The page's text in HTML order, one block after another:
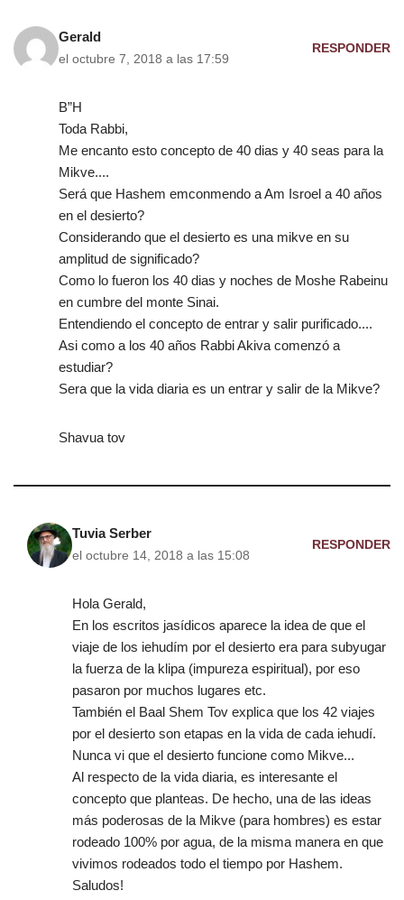
o
Gerald
el octubre 7, 2018 a las 17:59
RESPONDER
B”H
Toda Rabbi,
Me encanto esto concepto de 40 dias y 40 seas para la
Mikve....
Será que Hashem emconmendo a Am Isroel a 40 años
en el desierto?
Considerando que el desierto es una mikve en su
amplitud de significado?
Como lo fueron los 40 dias y noches de Moshe Rabeinu
en cumbre del monte Sinai.
Entendiendo el concepto de entrar y salir purificado....
Asi como a los 40 años Rabbi Akiva comenzó a
estudiar?
Sera que la vida diaria es un entrar y salir de la Mikve?
Shavua tov
Tuvia Serber
el octubre 14, 2018 a las 15:08
RESPONDER
Hola Gerald,
En los escritos jasídicos aparece la idea de que el
viaje de los iehudím por el desierto era para subyugar
la fuerza de la klipa (impureza espiritual), por eso
pasaron por muchos lugares etc.
También el Baal Shem Tov explica que los 42 viajes
por el desierto son etapas en la vida de cada iehudí.
Nunca vi que el desierto funcione como Mikve...
Al respecto de la vida diaria, es interesante el
concepto que planteas. De hecho, una de las ideas
más poderosas de la Mikve (para hombres) es estar
rodeado 100% por agua, de la misma manera en que
vivimos rodeados todo el tiempo por Hashem.
Saludos!